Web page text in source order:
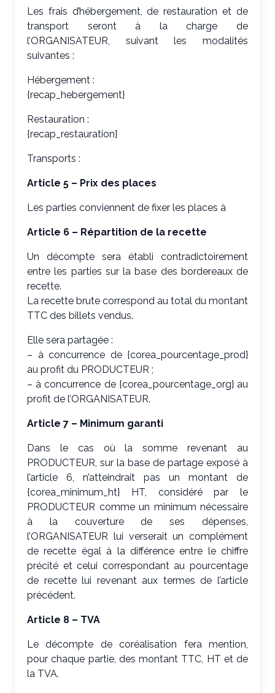
Les frais d’hébergement, de restauration et de
transport seront à la charge de
l’ORGANISATEUR, suivant les modalités
suivantes :
Hébergement :
{recap_hebergement}
Restauration :
{recap_restauration}
Transports :
Article 5 – Prix des places
Les parties conviennent de fixer les places à
Article 6 – Répartition de la recette
Un décompte sera établi contradictoirement
entre les parties sur la base des bordereaux de
recette.
La recette brute correspond au total du montant
TTC des billets vendus.
Elle sera partagée :
– à concurrence de {corea_pourcentage_prod}
au profit du PRODUCTEUR ;
– à concurrence de {corea_pourcentage_org} au
profit de l’ORGANISATEUR.
Article 7 – Minimum garanti
Dans le cas où la somme revenant au
PRODUCTEUR, sur la base de partage exposé à
l’article 6, n’atteindrait pas un montant de
{corea_minimum_ht} HT, considéré par le
PRODUCTEUR comme un minimum nécessaire
à la couverture de ses dépenses,
l’ORGANISATEUR lui verserait un complément
de recette égal à la différence entre le chiffre
précité et celui correspondant au pourcentage
de recette lui revenant aux termes de l’article
précédent.
Article 8 – TVA
Le décompte de coréalisation fera mention,
pour chaque partie, des montant TTC, HT et de
la TVA.